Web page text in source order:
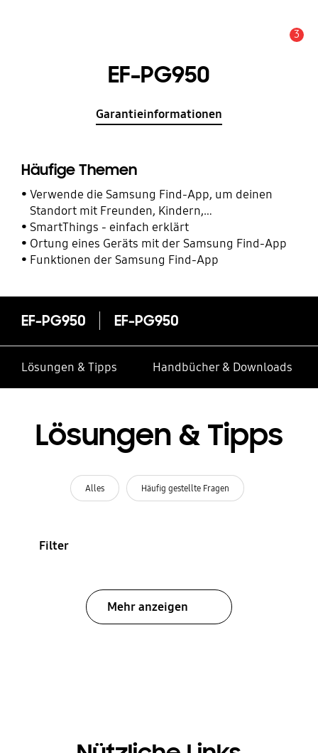
3
EF-PG950
Garantieinformationen
Häufige Themen
Verwende die Samsung Find-App, um deinen
Standort mit Freunden, Kindern,
Familienmitgliedern und anderen Kontakten zu
teilen
SmartThings - einfach erklärt
Ortung eines Geräts mit der Samsung Find-App
Funktionen der Samsung Find-App
EF-PG950 EF-PG950
Lösungen & Tipps Handbücher & Downloads
Lösungen & Tipps
Alles Häufig gestellte Fragen
Filter
Mehr anzeigen